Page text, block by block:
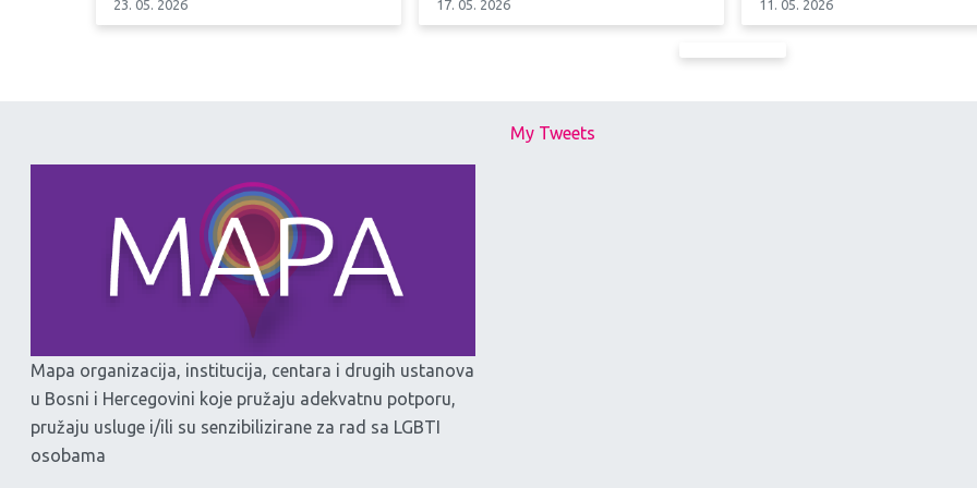
23. 05. 2026 17. 05. 2026 11. 05. 2026
Mapa organizacija, institucija, centara i drugih ustanova
u Bosni i Hercegovini koje pružaju adekvatnu potporu,
pružaju usluge i/ili su senzibilizirane za rad sa LGBTI
osobama
My Tweets